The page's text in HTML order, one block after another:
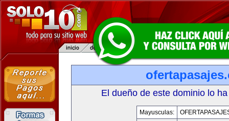
El dueño de este dominio lo
Mayusculas: